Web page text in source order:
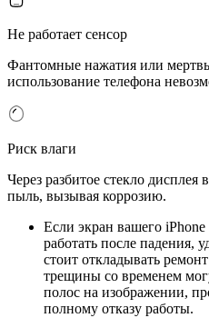
Не работает сенсор
Фантомные нажатия или
использование телефона
Риск влаги
Через разбитое стекло дисплея
пыль, вызывая коррозию.
Если экран вашего iPhone
работать после падения,
стоит откладывать
трещины со временем
полос на изображении,
полному отказу работы.